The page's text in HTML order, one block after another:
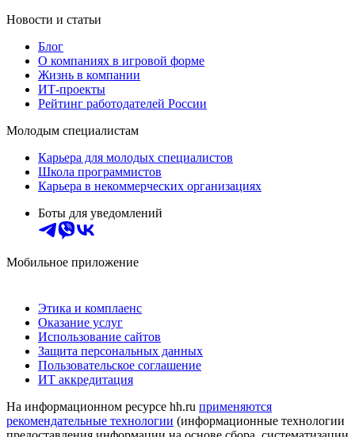
Новости и статьи
Блог
О компаниях в игровой форме
Жизнь в компании
ИТ-проекты
Рейтинг работодателей России
Молодым специалистам
Карьера для молодых специалистов
Школа программистов
Карьера в некоммерческих организациях
Боты для уведомлений
Мобильное приложение
Этика и комплаенс
Оказание услуг
Использование сайтов
Защита персональных данных
Пользовательское соглашение
ИТ аккредитация
На информационном ресурсе hh.ru применяются
рекомендательные технологии (информационные технологии